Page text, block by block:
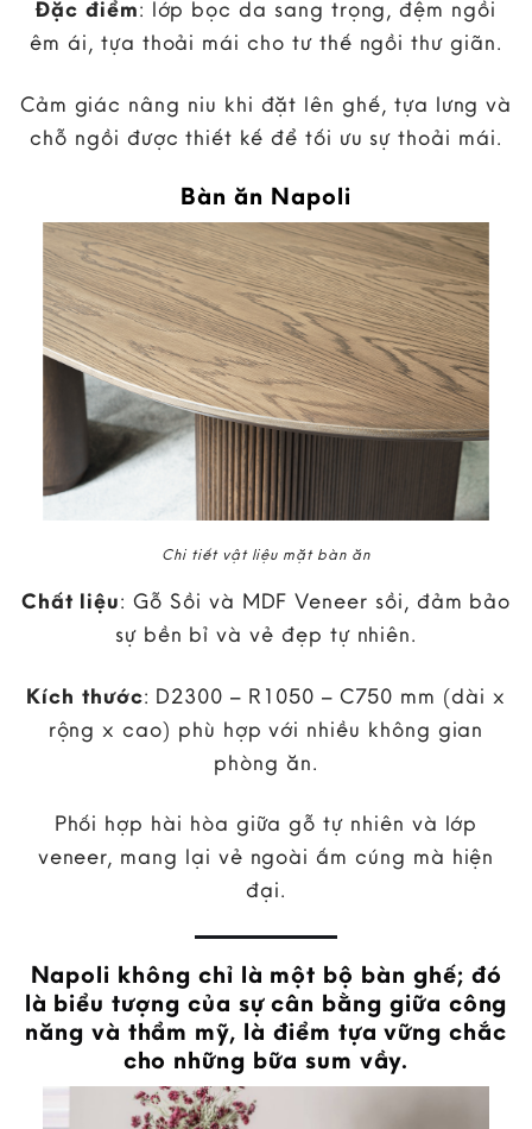
Đặc điểm: lớp bọc da sang trọng, đệm ngồi
êm ái, tựa thoải mái cho tư thế ngồi thư giãn.
Cảm giác nâng niu khi đặt lên ghế, tựa lưng và
chỗ ngồi được thiết kế để tối ưu sự thoải mái.
Bàn ăn Napoli
Chi tiết vật liệu mặt bàn ăn
Chất liệu: Gỗ Sồi và MDF Veneer sồi, đảm bảo
sự bền bỉ và vẻ đẹp tự nhiên.
Kích thước: D2300 – R1050 – C750 mm (dài x
rộng x cao) phù hợp với nhiều không gian
phòng ăn.
Phối hợp hài hòa giữa gỗ tự nhiên và lớp
veneer, mang lại vẻ ngoài ấm cúng mà hiện
đại.
Napoli không chỉ là một bộ bàn ghế; đó
là biểu tượng của sự cân bằng giữa công
năng và thẩm mỹ, là điểm tựa vững chắc
cho những bữa sum vầy.